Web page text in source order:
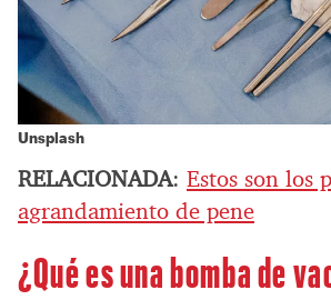
Unsplash
RELACIONADA: Estos son los
agrandamiento de pene
¿Qué es una bomba de